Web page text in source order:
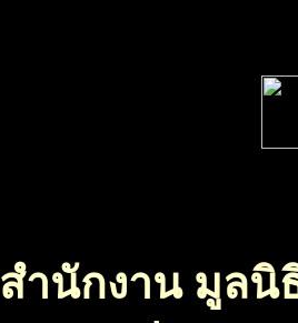
สำนักงาน มูลนิ